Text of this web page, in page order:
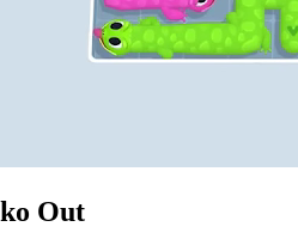
Out